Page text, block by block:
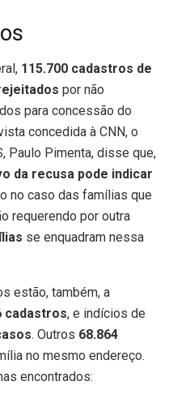
115.700 cadastros de
por não
para concessão do
concedida à CNN, o
Paulo Pimenta, disse que,
da recusa pode indicar
no caso das famílias que
requerendo por outra
se enquadram nessa
estão, também, a
cadastros, e indícios de
. Outros 68.864
no mesmo endereço.
encontrados: